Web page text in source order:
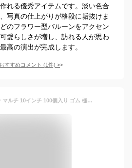
れる優秀アイテムです。淡い色合
写真の仕上がりが格段に垢抜けま
のフラワー型バルーンをアクセン
愛らしさが増し、訪れる人が思わ
高の演出が完成します。
すすめコメント (1件) >
Sekat 風船 バルーン マルチ 10インチ 100個入り ゴム 極厚 丸風船 ラテックスバルーン 飾り 誕生日 結婚式 店舗開店祝い装飾 パーティー 運動会 文化祭 バルーンアート ミックス